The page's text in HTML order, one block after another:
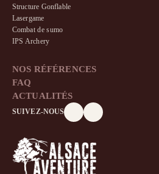
Structure Gonflable
Lasergame
Combat de sumo
IPS Archery
NOS RÉFÉRENCES
FAQ
ACTUALITÉS
SUIVEZ-NOUS